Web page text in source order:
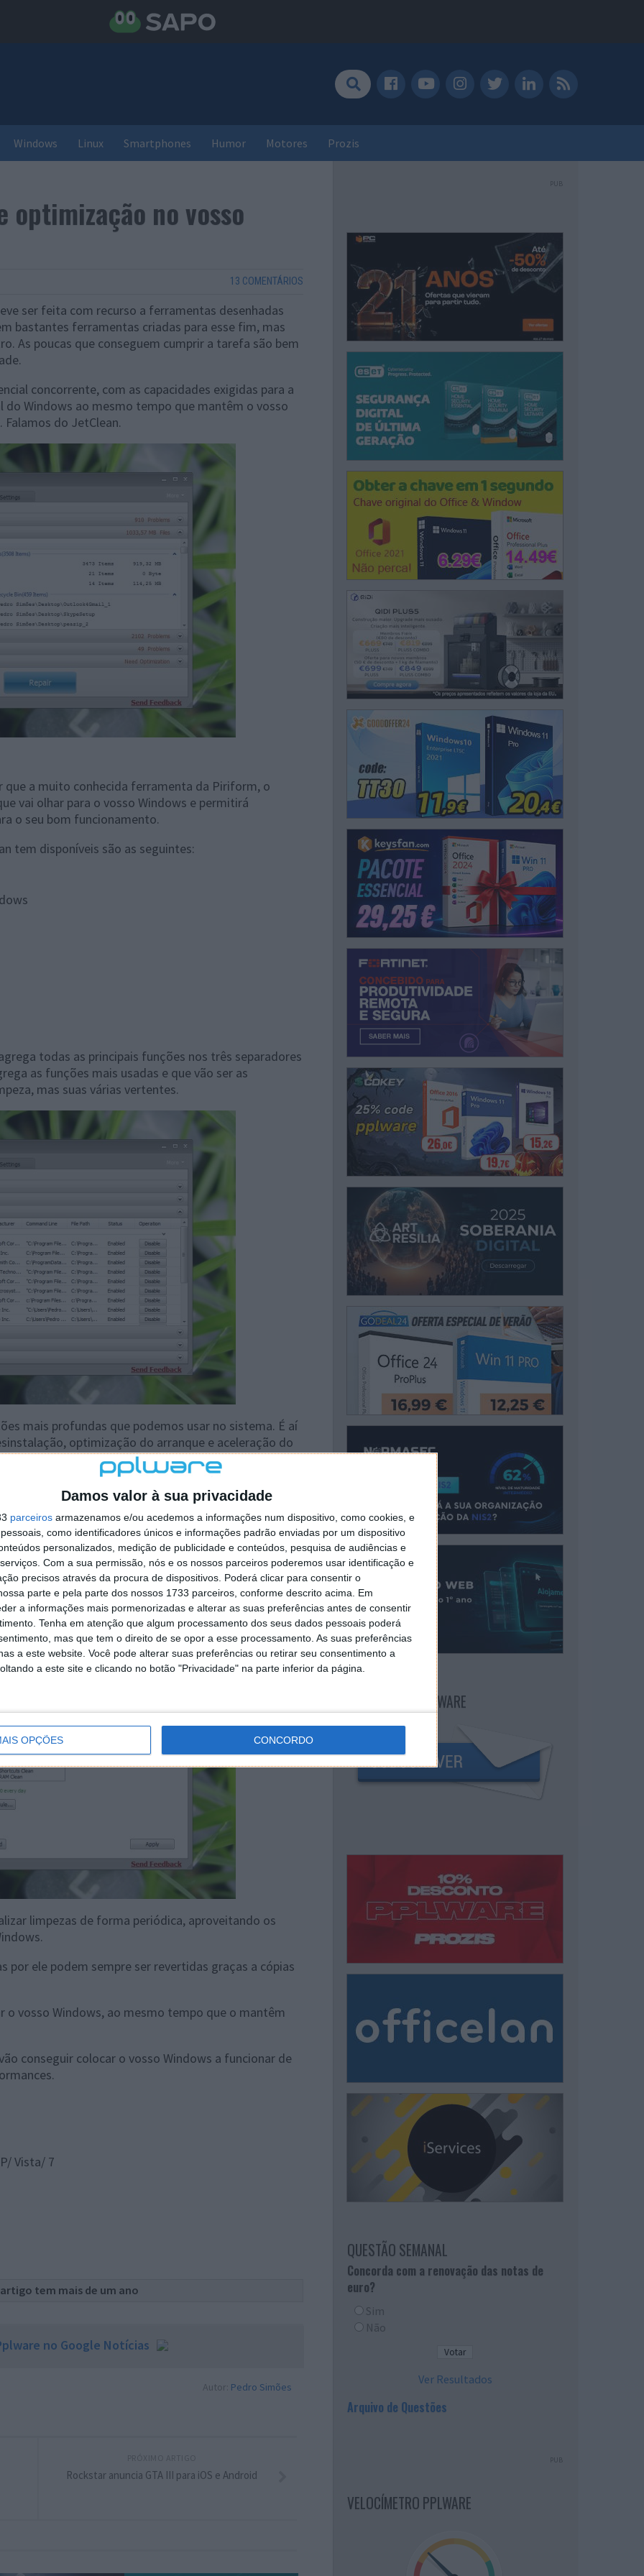
Damos valor à sua privacidade
parceiros armazenamos e/ou acedemos a informações num dispositivo, como cookies, e
como identificadores únicos e informações padrão enviadas por um dispositivo
personalizados, medição de publicidade e conteúdos, pesquisa de audiências e
Com a sua permissão, nós e os nossos parceiros poderemos usar identificação e
precisos através da procura de dispositivos. Poderá clicar para consentir o
parte e pela parte dos nossos 1733 parceiros, conforme descrito acima. Em
a informações mais pormenorizadas e alterar as suas preferências antes de consentir
Tenha em atenção que algum processamento dos seus dados pessoais poderá
mas que tem o direito de se opor a esse processamento. As suas preferências
a este website. Você pode alterar suas preferências ou retirar seu consentimento a
a este site e clicando no botão "Privacidade" na parte inferior da página.
OPÇÕES CONCORDO
Windows Linux Smartphones Humor Motores Prozis
optimização no vosso
13 COMENTÁRIOS
ser feita com recurso a ferramentas desenhadas
bastantes ferramentas criadas para esse fim, mas
As poucas que conseguem cumprir a tarefa são bem
concorrente, com as capacidades exigidas para a
Windows ao mesmo tempo que mantêm o vosso
do JetClean.
que a muito conhecida ferramenta da Piriform, o
vai olhar para o vosso Windows e permitirá
o seu bom funcionamento.
tem disponíveis são as seguintes:
todas as principais funções nos três separadores
as funções mais usadas e que vão ser as
mas suas várias vertentes.
mais profundas que podemos usar no sistema. É aí
optimização do arranque e aceleração do
neste separador é a possibilidade de criarem uma
ser instalado, mas posteriormente podem criar
pen.
funcionalidade que por norma não está incorporada
tem presente. A forma desta optimização é através
do Windows.
limpezas de forma periódica, aproveitando os
ele podem sempre ser revertidas graças a cópias
o vosso Windows, ao mesmo tempo que o mantêm
conseguir colocar o vosso Windows a funcionar de
Vista/ 7
tem mais de um ano
no Google Notícias
Autor: Pedro Simões
Rockstar anuncia GTA III para iOS e Android
PUB
NEWSLETTER PPLWARE
QUESTÃO SEMANAL
Concorda com a renovação das notas de
euro?
Sim
Não
Ver Resultados
Arquivo de Questões
PUB
VELOCÍMETRO PPLWARE